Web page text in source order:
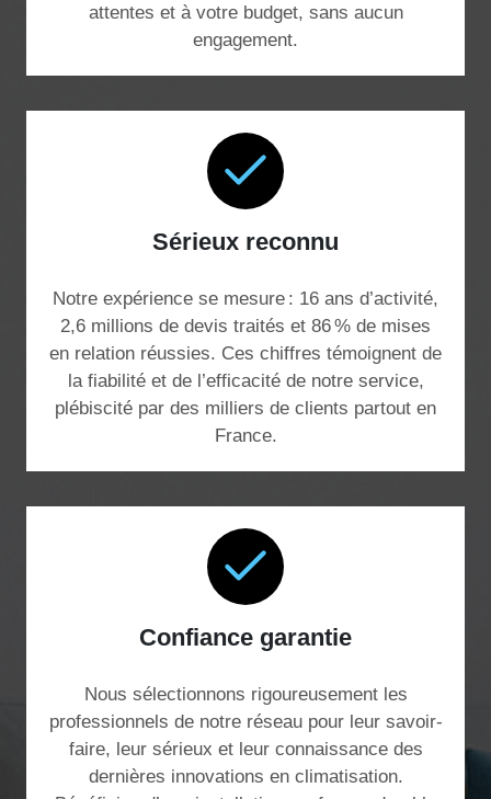
attentes et à votre budget, sans aucun
engagement.
Sérieux reconnu
Notre expérience se mesure : 16 ans d’activité,
2,6 millions de devis traités et 86 % de mises
en relation réussies. Ces chiffres témoignent de
la fiabilité et de l’efficacité de notre service,
plébiscité par des milliers de clients partout en
France.
Confiance garantie
Nous sélectionnons rigoureusement les
professionnels de notre réseau pour leur savoir-
faire, leur sérieux et leur connaissance des
dernières innovations en climatisation.